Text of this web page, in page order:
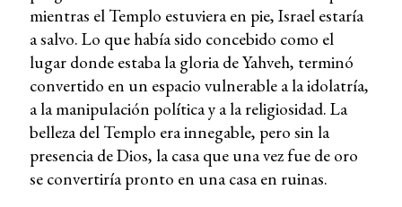
mientras el Templo estuviera en pie, Israel estaría
a salvo. Lo que había sido concebido como el
lugar donde estaba la gloria de Yahveh, terminó
convertido en un espacio vulnerable a la idolatría,
a la manipulación política y a la religiosidad. La
belleza del Templo era innegable, pero sin la
presencia de Dios, la casa que una vez fue de oro
se convertiría pronto en una casa en ruinas.